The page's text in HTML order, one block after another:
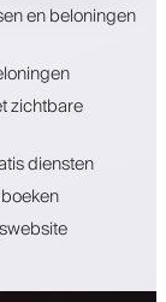
en beloningen
zichtbare
diensten